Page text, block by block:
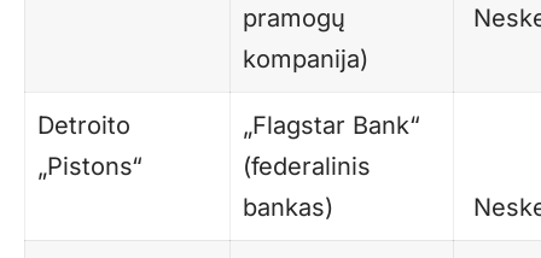
pramogų
kompanija)
Detroito
„Pistons“
„Flagstar Bank“
(federalinis
bankas)